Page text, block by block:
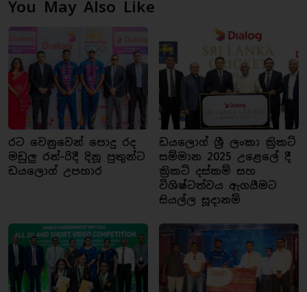
You May Also Like
රට වෙනුවෙන් පොදු රද
මඩුලු රන්-රිදී දිනූ පුතුන්ට
ඩයලොග් උපහාර
ඩයලොග් ශ්‍රී ලංකා ක්‍රිකට්
සම්මාන 2025 උළෙලේ දී
ක්‍රිකට් දස්කම් සහ
විශිෂ්ටත්වය ඇගයීමට
සියල්ල සූදානම්